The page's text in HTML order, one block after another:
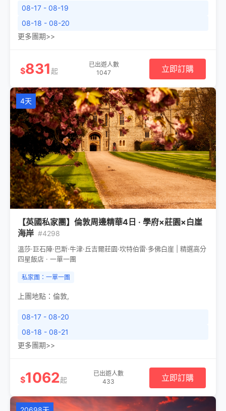
08-17 - 08-19
08-18 - 08-20
更多團期>>
$831起
已出遊人數
1047
立即訂購
4天
【英國私家團】倫敦周邊精華4日 · 學府×莊園×白崖
海岸 #4298
溫莎·巨石陣·巴斯·牛津·丘吉爾莊園·坎特伯雷·多佛白崖 | 精選高分
四星飯店 · 一單一團
私家團：一單一團
上團地點： 倫敦,
08-17 - 08-20
08-18 - 08-21
更多團期>>
$1062起
已出遊人數
433
立即訂購